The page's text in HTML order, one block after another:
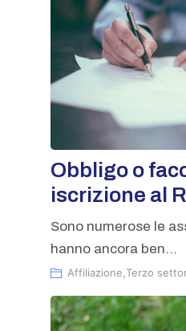
Obbligo o
iscrizione al
Sono numerose le
hanno ancora ben...
Affiliazione Terzo